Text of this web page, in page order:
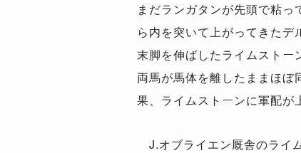
まだランガタンが先頭で粘
ら内を突いて上がってきたデ
末脚を伸ばしたライムストー
両馬が馬体を離したままほ
果、ライムストーンに軍配が
J.オブライエン厩舎のライ